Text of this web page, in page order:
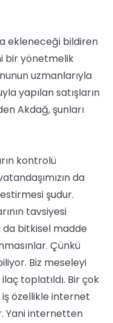
ekleneceği bildiren
bir yönetmelik
uzmanlarıyla
yapılan satışların
Akdağ, şunları
kontrolü
da
şudur.
tavsiyesi
da bitkisel madde
Çünkü
Biz meseleyi
toplatıldı. Bir çok
iş özellikle internet
Yani internetten